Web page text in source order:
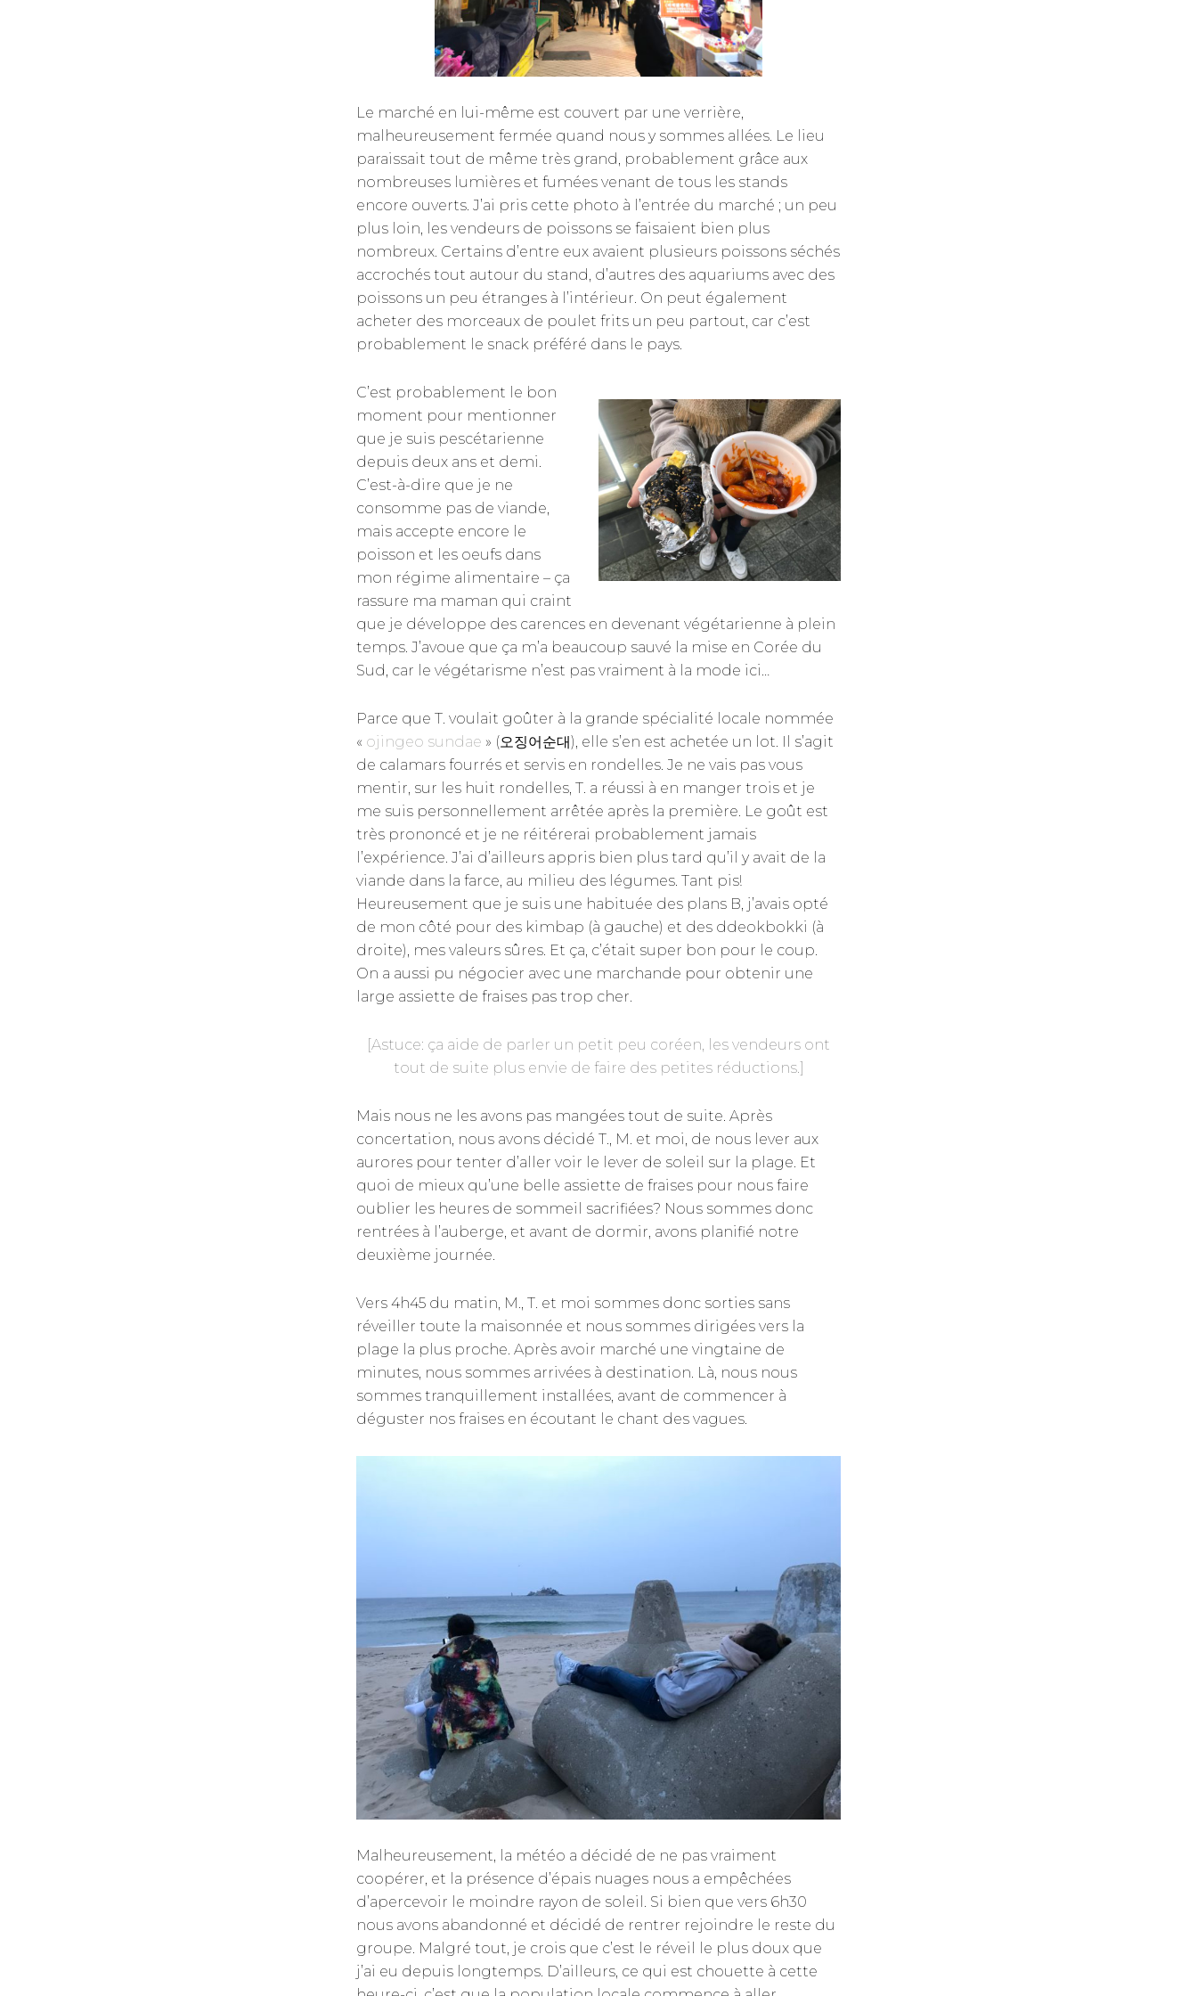
Le marché en lui-même est couvert par une verrière,
malheureusement fermée quand nous y sommes allées. Le lieu
paraissait tout de même très grand, probablement grâce aux
nombreuses lumières et fumées venant de tous les stands
encore ouverts. J’ai pris cette photo à l’entrée du marché ; un peu
plus loin, les vendeurs de poissons se faisaient bien plus
nombreux. Certains d’entre eux avaient plusieurs poissons séchés
accrochés tout autour du stand, d’autres des aquariums avec des
poissons un peu étranges à l’intérieur. On peut également
acheter des morceaux de poulet frits un peu partout, car c’est
probablement le snack préféré dans le pays.
C’est probablement le bon
moment pour mentionner
que je suis pescétarienne
depuis deux ans et demi.
C’est-à-dire que je ne
consomme pas de viande,
mais accepte encore le
poisson et les oeufs dans
mon régime alimentaire – ça
rassure ma maman qui craint
que je développe des carences en devenant végétarienne à plein
temps. J’avoue que ça m’a beaucoup sauvé la mise en Corée du
Sud, car le végétarisme n’est pas vraiment à la mode ici…
Parce que T. voulait goûter à la grande spécialité locale nommée
« ojingeo sundae » (오징어순대), elle s’en est achetée un lot. Il s’agit
de calamars fourrés et servis en rondelles. Je ne vais pas vous
mentir, sur les huit rondelles, T. a réussi à en manger trois et je
me suis personnellement arrêtée après la première. Le goût est
très prononcé et je ne réitérerai probablement jamais
l’expérience. J’ai d’ailleurs appris bien plus tard qu’il y avait de la
viande dans la farce, au milieu des légumes. Tant pis!
Heureusement que je suis une habituée des plans B, j’avais opté
de mon côté pour des kimbap (à gauche) et des ddeokbokki (à
droite), mes valeurs sûres. Et ça, c’était super bon pour le coup.
On a aussi pu négocier avec une marchande pour obtenir une
large assiette de fraises pas trop cher.
[Astuce: ça aide de parler un petit peu coréen, les vendeurs ont
tout de suite plus envie de faire des petites réductions.]
Mais nous ne les avons pas mangées tout de suite. Après
concertation, nous avons décidé T., M. et moi, de nous lever aux
aurores pour tenter d’aller voir le lever de soleil sur la plage. Et
quoi de mieux qu’une belle assiette de fraises pour nous faire
oublier les heures de sommeil sacrifiées? Nous sommes donc
rentrées à l’auberge, et avant de dormir, avons planifié notre
deuxième journée.
Vers 4h45 du matin, M., T. et moi sommes donc sorties sans
réveiller toute la maisonnée et nous sommes dirigées vers la
plage la plus proche. Après avoir marché une vingtaine de
minutes, nous sommes arrivées à destination. Là, nous nous
sommes tranquillement installées, avant de commencer à
déguster nos fraises en écoutant le chant des vagues.
Malheureusement, la météo a décidé de ne pas vraiment
coopérer, et la présence d’épais nuages nous a empêchées
d’apercevoir le moindre rayon de soleil. Si bien que vers 6h30
nous avons abandonné et décidé de rentrer rejoindre le reste du
groupe. Malgré tout, je crois que c’est le réveil le plus doux que
j’ai eu depuis longtemps. D’ailleurs, ce qui est chouette à cette